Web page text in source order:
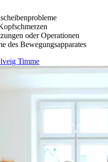
oder Operationen
des Bewegungsapparates
Timme